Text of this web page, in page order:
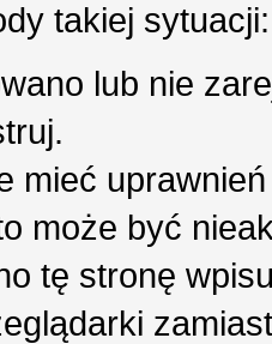
takiej sytuacji:
lub nie
mieć
może być
tę stronę